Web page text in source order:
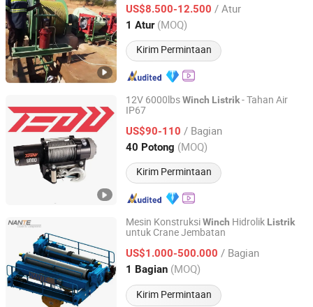
Bawah Tanah di Tanzania Zimbabwe
US$8.500-12.500 / Atur
1 Atur (MOQ)
Kirim Permintaan
Hunan, China Harga mulai 2019
12V 6000lbsWinch Listrik- Tahan Air
IP67
US$90-110 / Bagian
40 Potong (MOQ)
Kirim Permintaan
Zhejiang Hongbin Industry and Trade Co., Ltd.
Zhejiang, China Harga mulai 2023
Mesin KonstruksiWinch Hidrolik Listrik
untuk Crane Jembatan
US$1.000-500.000 / Bagian
1 Bagian (MOQ)
Kirim Permintaan
Shaoxing Nante Crane Equipment Co., Ltd.
Zhejiang, China Harga mulai 2011